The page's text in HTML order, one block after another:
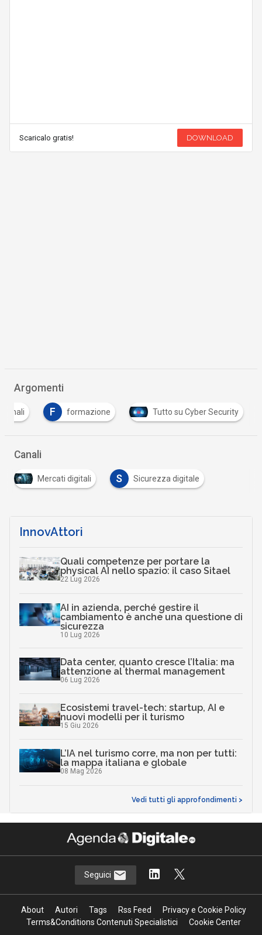
Scaricalo gratis! DOWNLOAD
Argomenti
F formazione Tutto su Cyber Security
Canali
Mercati digitali S Sicurezza digitale
InnovAttori
Quali competenze per portare la
physical AI nello spazio: il caso Sitael
22 Lug 2026
AI in azienda, perché gestire il
cambiamento è anche una questione di
sicurezza
10 Lug 2026
Data center, quanto cresce l’Italia: ma
attenzione al thermal management
06 Lug 2026
Ecosistemi travel-tech: startup, AI e
nuovi modelli per il turismo
15 Giu 2026
L’IA nel turismo corre, ma non per tutti:
la mappa italiana e globale
08 Mag 2026
Vedi tutti gli approfondimenti >
Seguici
About Autori Tags Rss Feed
Privacy e Cookie Policy
Terms&Conditions Contenuti Specialistici
Cookie Center